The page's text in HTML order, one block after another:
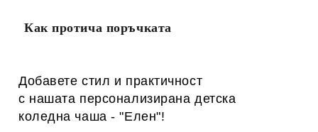
Как протича поръчката
Добавете стил и практичност
с нашата персонализирана детска
коледна чаша - "Елен"!